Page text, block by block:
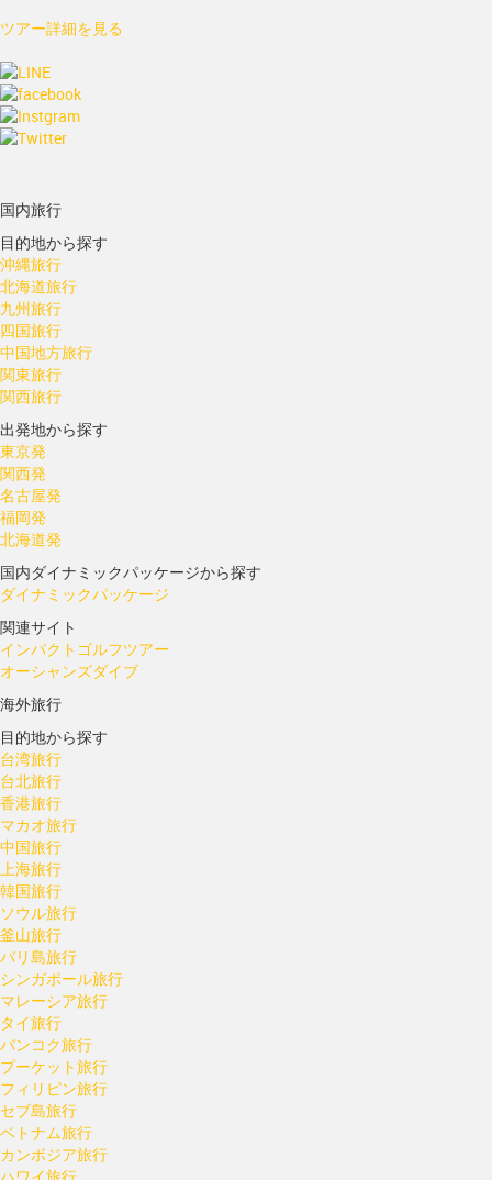
ツアー詳細を見る
国内旅行
目的地から探す
沖縄旅行
北海道旅行
九州旅行
四国旅行
中国地方旅行
関東旅行
関西旅行
出発地から探す
東京発
関西発
名古屋発
福岡発
北海道発
国内ダイナミックパッケージから探す
ダイナミックパッケージ
関連サイト
インパクトゴルフツアー
オーシャンズダイブ
海外旅行
目的地から探す
台湾旅行
台北旅行
香港旅行
マカオ旅行
中国旅行
上海旅行
韓国旅行
ソウル旅行
釜山旅行
バリ島旅行
シンガポール旅行
マレーシア旅行
タイ旅行
バンコク旅行
プーケット旅行
フィリピン旅行
セブ島旅行
ベトナム旅行
カンボジア旅行